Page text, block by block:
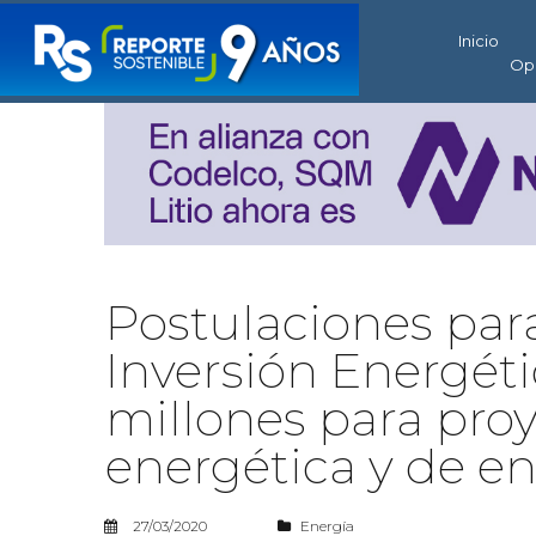
Inicio
Postulaciones
Inversión
millones para
energética y de
27/03/2020 Energía